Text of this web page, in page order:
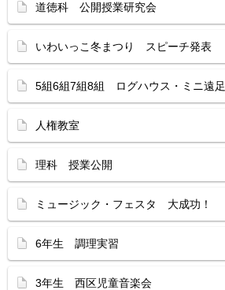
道徳科 公開授業研究会
いわいっこ冬まつり スピーチ発表
5組6組7組8組 ログハウス・ミニ遠足
人権教室
理科 授業公開
ミュージック・フェスタ 大成功！
6年生 調理実習
3年生 西区児童音楽会